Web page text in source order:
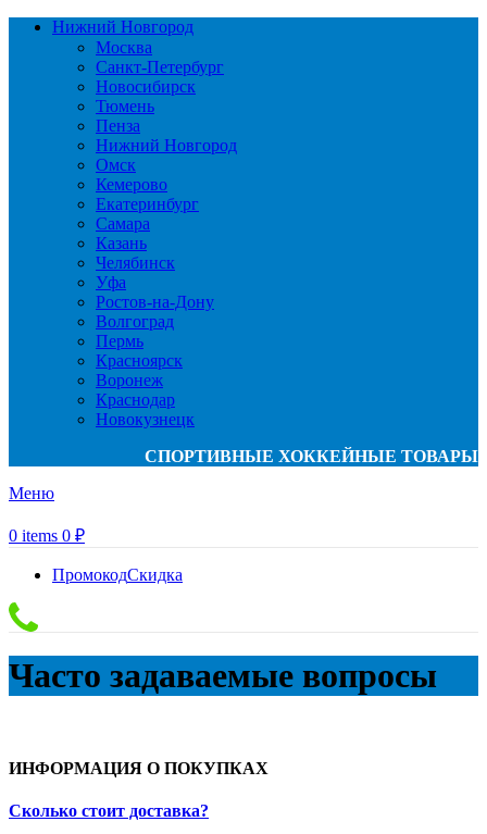
Нижний Новгород
Москва
Санкт-Петербург
Новосибирск
Тюмень
Пенза
Нижний Новгород
Омск
Кемерово
Екатеринбург
Самара
Казань
Челябинск
Уфа
Ростов-на-Дону
Волгоград
Пермь
Красноярск
Воронеж
Краснодар
Новокузнецк
СПОРТИВНЫЕ ХОККЕЙНЫЕ ТОВАРЫ
Меню
0 items 0 ₽
ПромокодСкидка
Часто задаваемые вопросы
ИНФОРМАЦИЯ О ПОКУПКАХ
Сколько стоит доставка?